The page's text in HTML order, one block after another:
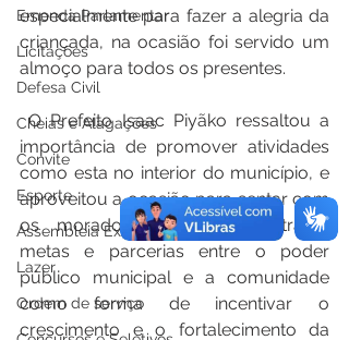
Emenda Parlamentar
Licitações
Defesa Civil
Cheias e Alagações
Convite
Esporte
Assembleia Extraordinária
Lazer
Ordem de serviço
especialmente para fazer a alegria da
criançada, na ocasião foi servido um
almoço para todos os presentes.
O Prefeito Isaac Piyãko ressaltou a
importância de promover atividades
como esta no interior do município, e
aproveitou a ocasião para sentar com
os moradores locais para traçar
metas e parcerias entre o poder
público municipal e a comunidade
como forma de incentivar o
crescimento e o fortalecimento da